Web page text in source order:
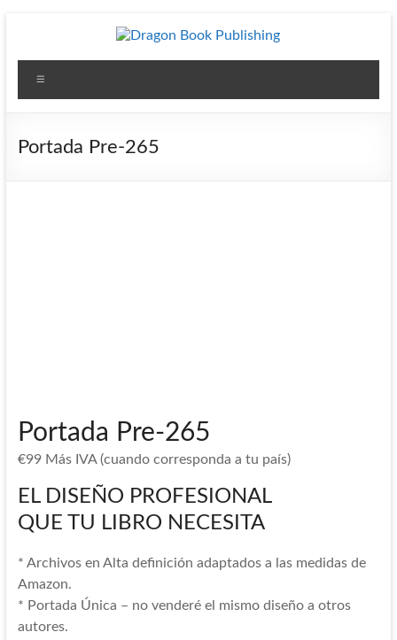
Dragon
Book
Publishing
Portada Pre-265
Portada Pre-265
€99 Más IVA (cuando corresponda a tu país)
EL DISEÑO PROFESIONAL
QUE TU LIBRO NECESITA
* Archivos en Alta definición adaptados a las medidas de
Amazon.
* Portada Única – no venderé el mismo diseño a otros
autores.